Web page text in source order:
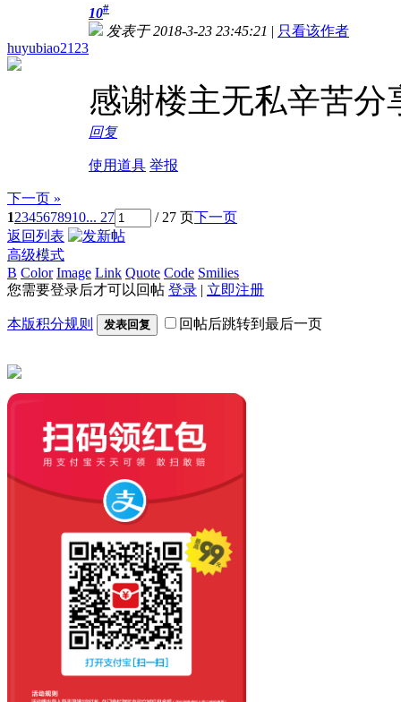
huyubiao2123
10#
发表于 2018-3-23 23:45:21 | 只看该作者
感谢楼主无私辛苦分
回复
使用道具 举报
下一页 »
12345678910... 27 / 27 页下一页
返回列表
高级模式
B Color Image Link Quote Code Smilies
您需要登录后才可以回帖 登录 | 立即注册
本版积分规则 发表回复 回帖后跳转到最后一页